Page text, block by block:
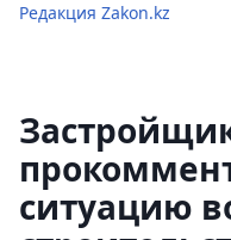
Редакция Zakon.kz
ситуацию